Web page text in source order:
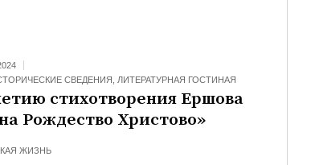
СВЕДЕНИЯ ЛИТЕРАТУРНАЯ ГОСТИНАЯ
стихотворения Ершова
Рождество Христово»
ЖИЗНЬ